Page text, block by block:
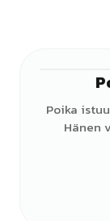
Poika
Hänen